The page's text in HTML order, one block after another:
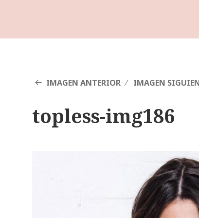
IMAGEN ANTERIOR IMAGEN
topless-img186